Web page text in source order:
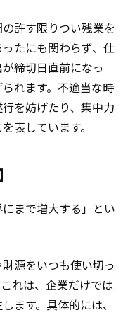
許す限りつい残業を
たにも関わらず、仕
締切日直前になっ
れます。不適当な時
を妨げたり、集中力
表しています。
まで増大する」とい
源をいつも使い切っ
れは、企業だけでは
ます。具体的には、